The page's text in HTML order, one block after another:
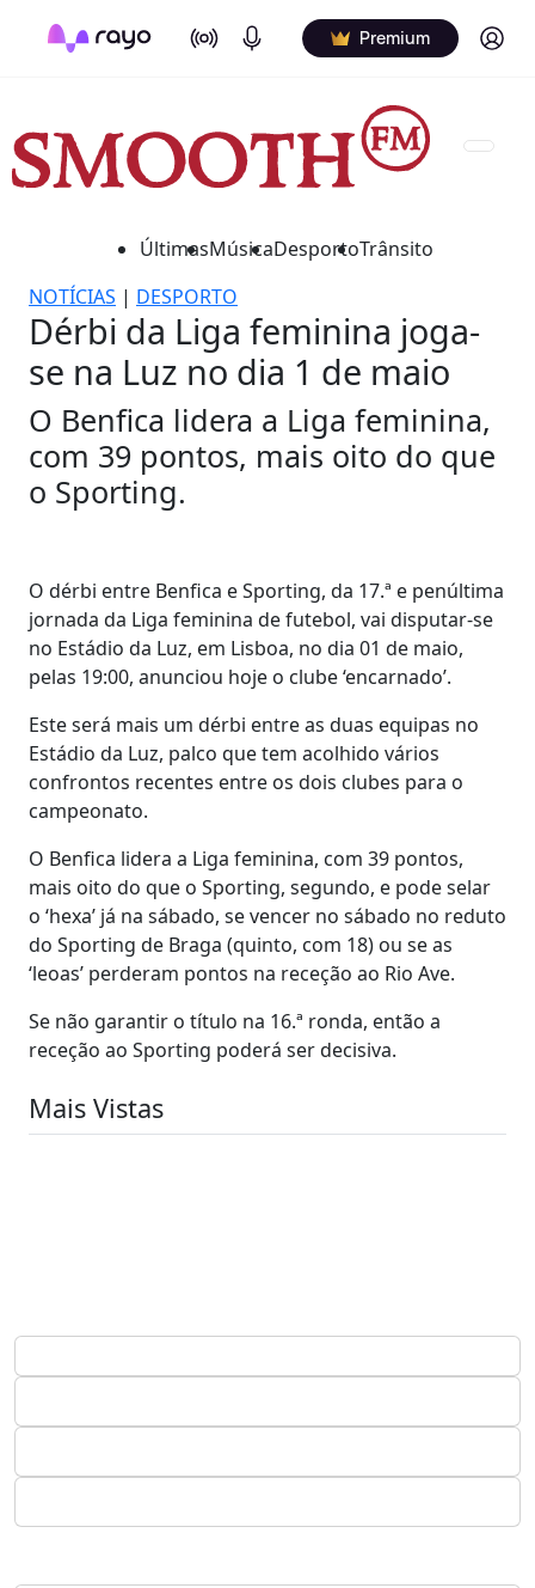
On Air Podcasts Premium Log in
ÚltimasMúsicaDesportoTrânsito
NOTÍCIAS | DESPORTO
Dérbi da Liga feminina joga-
se na Luz no dia 1 de maio
O Benfica lidera a Liga feminina,
com 39 pontos, mais oito do que
o Sporting.
O dérbi entre Benfica e Sporting, da 17.ª e penúltima
jornada da Liga feminina de futebol, vai disputar-se
no Estádio da Luz, em Lisboa, no dia 01 de maio,
pelas 19:00, anunciou hoje o clube ‘encarnado’.
Este será mais um dérbi entre as duas equipas no
Estádio da Luz, palco que tem acolhido vários
confrontos recentes entre os dois clubes para o
campeonato.
O Benfica lidera a Liga feminina, com 39 pontos,
mais oito do que o Sporting, segundo, e pode selar
o ‘hexa’ já na sábado, se vencer no sábado no reduto
do Sporting de Braga (quinto, com 18) ou se as
‘leoas’ perderam pontos na receção ao Rio Ave.
Se não garantir o título na 16.ª ronda, então a
receção ao Sporting poderá ser decisiva.
Mais Vistas